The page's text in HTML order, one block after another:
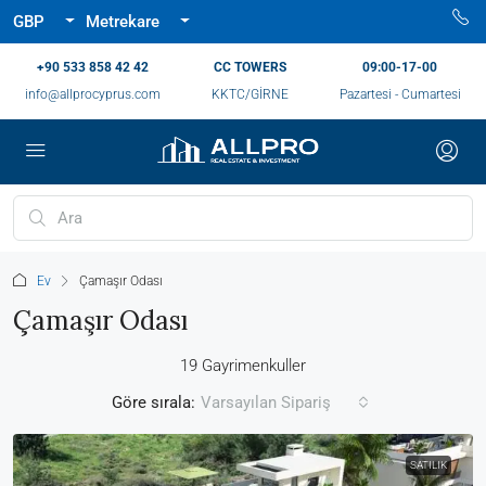
GBP Metrekare
‪+90 533 858 42 42‬
info@allprocyprus.com
CC TOWERS
KKTC/GİRNE
09:00-17-00
Pazartesi - Cumartesi
Ev Çamaşır Odası
Çamaşır Odası
19 Gayrimenkuller
Göre sırala: Varsayılan Sipariş
SATILIK